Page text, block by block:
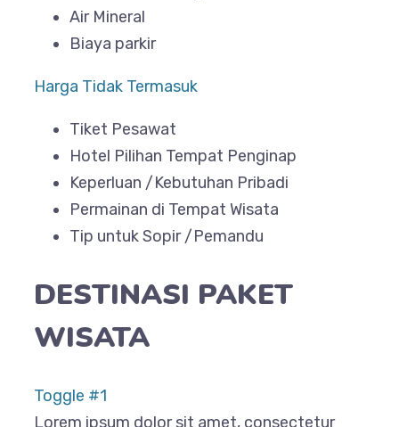
Air Mineral
Biaya parkir
Harga Tidak Termasuk
Tiket Pesawat
Hotel Pilihan Tempat Penginap
Keperluan /Kebutuhan Pribadi
Permainan di Tempat Wisata
Tip untuk Sopir /Pemandu
DESTINASI PAKET
WISATA
Toggle #1
Lorem ipsum dolor sit amet, consectetur